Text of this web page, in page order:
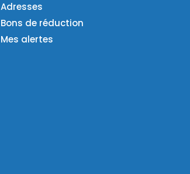
Adresses
Bons de réduction
Mes alertes